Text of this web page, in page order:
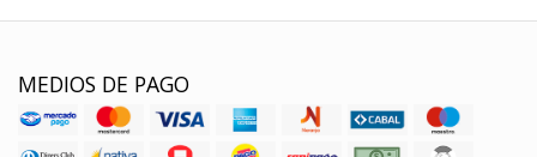
MEDIOS DE PAGO